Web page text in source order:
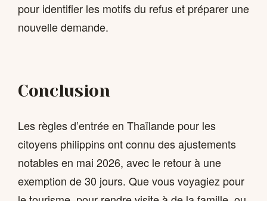
pour identifier les motifs du refus et préparer une
nouvelle demande.
Conclusion
Les règles d’entrée en Thaïlande pour les
citoyens philippins ont connu des ajustements
notables en mai 2026, avec le retour à une
exemption de 30 jours. Que vous voyagiez pour